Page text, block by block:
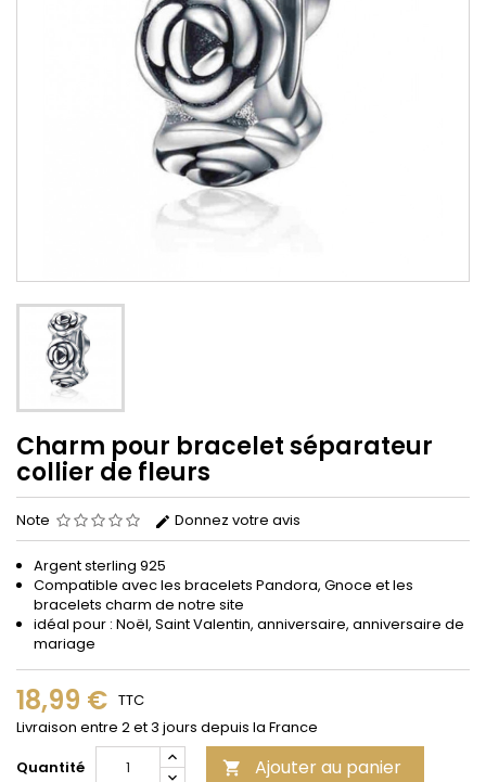
Charm pour bracelet séparateur
collier de fleurs
Note Donnez votre avis
Argent sterling 925
Compatible avec les bracelets Pandora, Gnoce et les
bracelets charm de notre site
idéal pour : Noël, Saint Valentin, anniversaire, anniversaire de
mariage
18,99 € TTC
Livraison entre 2 et 3 jours depuis la France
Quantité
 Ajouter au panier